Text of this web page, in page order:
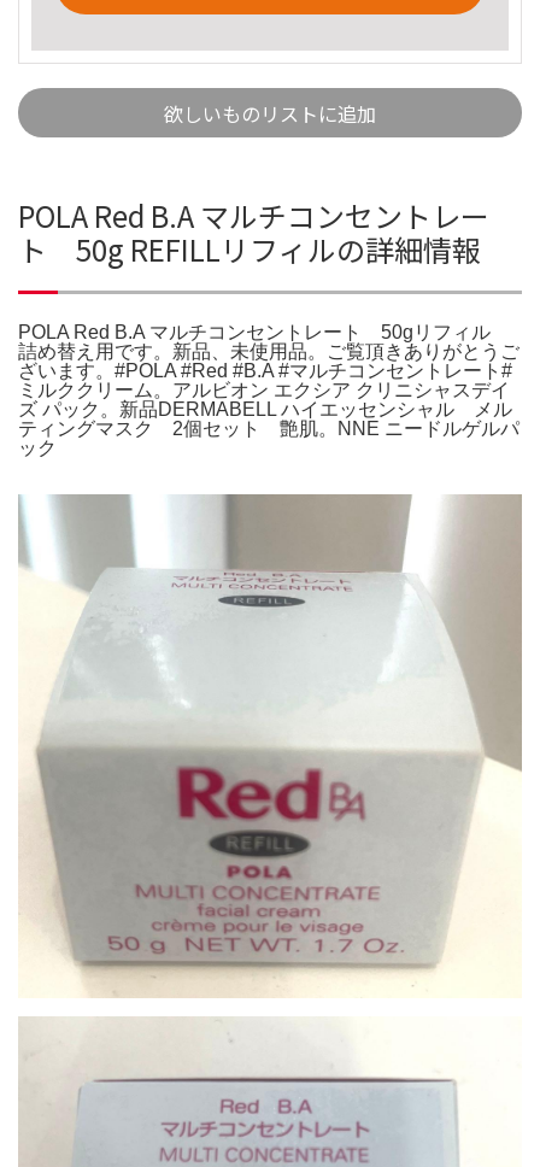
欲しいものリストに追加
POLA Red B.A マルチコンセントレー
ト 50g REFILLリフィルの詳細情報
POLA Red B.A マルチコンセントレート 50gリフィル
詰め替え用です。新品、未使用品。ご覧頂きありがとうご
ざいます。#POLA #Red #B.A #マルチコンセントレート#
ミルククリーム。アルビオン エクシア クリニシャスデイ
ズ パック。新品DERMABELL ハイエッセンシャル メル
ティングマスク 2個セット 艶肌。NNE ニードルゲルパ
ック